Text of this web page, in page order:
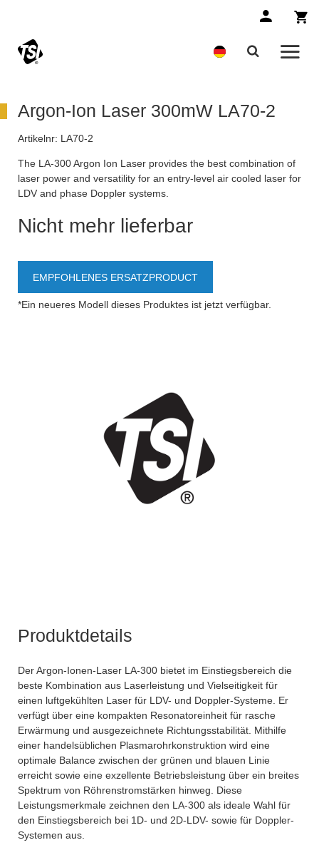
Argon-Ion Laser 300mW LA70-2
Artikelnr: LA70-2
The LA-300 Argon Ion Laser provides the best combination of
laser power and versatility for an entry-level air cooled laser for
LDV and phase Doppler systems.
Nicht mehr lieferbar
EMPFOHLENES ERSATZPRODUCT
*Ein neueres Modell dieses Produktes ist jetzt verfügbar.
Produktdetails
Der Argon-Ionen-Laser LA-300 bietet im Einstiegsbereich die
beste Kombination aus Laserleistung und Vielseitigkeit für
einen luftgekühlten Laser für LDV- und Doppler-Systeme. Er
verfügt über eine kompakten Resonatoreinheit für rasche
Erwärmung und ausgezeichnete Richtungsstabilität. Mithilfe
einer handelsüblichen Plasmarohrkonstruktion wird eine
optimale Balance zwischen der grünen und blauen Linie
erreicht sowie eine exzellente Betriebsleistung über ein breites
Spektrum von Röhrenstromstärken hinweg. Diese
Leistungsmerkmale zeichnen den LA-300 als ideale Wahl für
den Einstiegsbereich bei 1D- und 2D-LDV- sowie für Doppler-
Systemen aus.